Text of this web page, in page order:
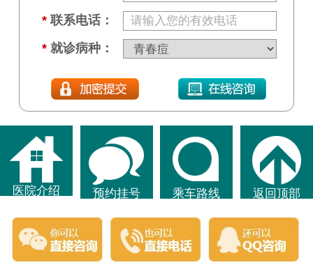
* 联系电话：
* 就诊病种：
医院介绍 预约挂号 乘车路线 返回顶部